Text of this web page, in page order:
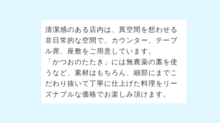
清潔感のある店内は、異空間を想わせる
非日常的な空間で、カウンター、テーブ
ル席、座敷をご用意しています。
「かつおのたたき」には無農薬の藁を使
うなど、素材はもちろん、細部にまでこ
だわり抜いて丁寧に仕上げた料理をリー
ズナブルな価格でお楽しみ頂けます。